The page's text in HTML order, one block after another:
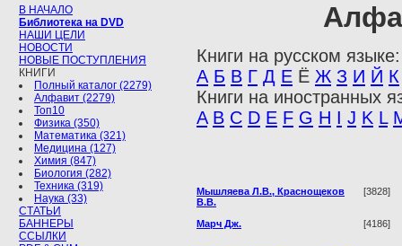
В НАЧАЛО
Библиотека на DVD
НАШИ ЦЕЛИ
НОВОСТИ
НОВЫЕ ПОСТУПЛЕНИЯ
КНИГИ
Полный каталог (2279)
Алфавит (2279)
Топ10
Физика (350)
Математика (321)
Медицина (127)
Химия (847)
Биология (282)
Техника (319)
Наука (33)
СТАТЬИ
БАННЕРЫ
ССЫЛКИ
Книги на русском языке:
А Б В Г Д Е Ё Ж З И Й К
Книги на иностранных
A B C D E F G H I J K L
Мышляева Л.В., Краснощеков
В.В.
[3828]
Марч Дж. [4186]